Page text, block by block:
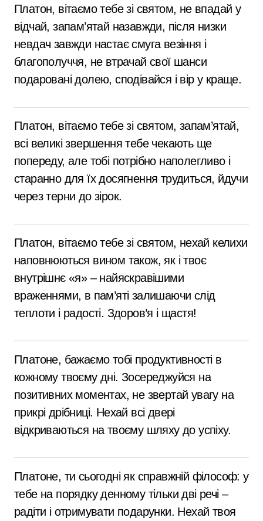
Платон, вітаємо тебе зі святом, не впадай у
відчай, запам’ятай назавжди, після низки
невдач завжди настає смуга везіння і
благополуччя, не втрачай свої шанси
подаровані долею, сподівайся і вір у краще.
Платон, вітаємо тебе зі святом, запам’ятай,
всі великі звершення тебе чекають ще
попереду, але тобі потрібно наполегливо і
старанно для їх досягнення трудиться, йдучи
через терни до зірок.
Платон, вітаємо тебе зі святом, нехай келихи
наповнюються вином також, як і твоє
внутрішнє «я» – найяскравішими
враженнями, в пам’яті залишаючи слід
теплоти і радості. Здоров’я і щастя!
Платоне, бажаємо тобі продуктивності в
кожному твоєму дні. Зосереджуйся на
позитивних моментах, не звертай увагу на
прикрі дрібниці. Нехай всі двері
відкриваються на твоєму шляху до успіху.
Платоне, ти сьогодні як справжній філософ: у
тебе на порядку денному тільки дві речі –
радіти і отримувати подарунки. Нехай твоя